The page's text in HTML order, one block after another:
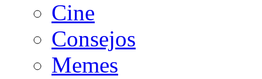
Cine
Consejos
Memes